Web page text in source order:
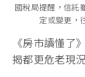
國稅局提醒，信託
定或變更，
《房市讀懂了
揭都更危老現